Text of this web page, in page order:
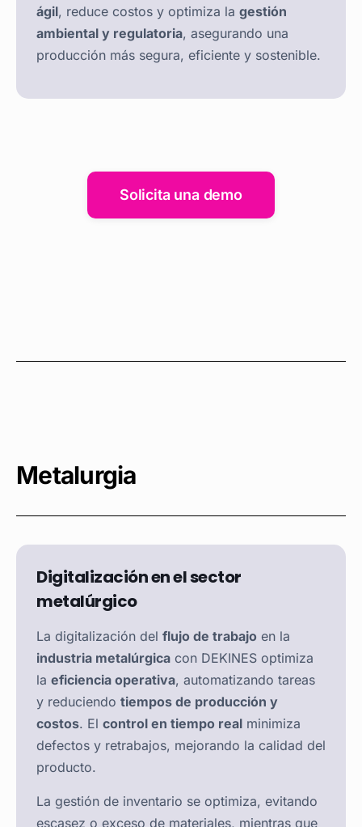
ágil, reduce costos y optimiza la gestión
ambiental y regulatoria, asegurando una
producción más segura, eficiente y sostenible.
Solicita una demo
Metalurgia
Digitalización en el sector
metalúrgico
La digitalización del flujo de trabajo en la
industria metalúrgica con DEKINES optimiza
la eficiencia operativa, automatizando tareas
y reduciendo tiempos de producción y
costos. El control en tiempo real minimiza
defectos y retrabajos, mejorando la calidad del
producto.
La gestión de inventario se optimiza, evitando
escasez o exceso de materiales, mientras que